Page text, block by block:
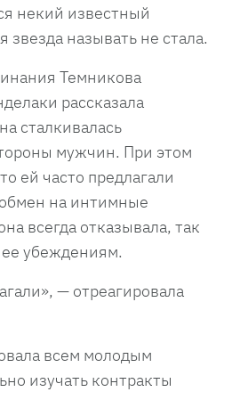
некий известный
звезда называть не стала.
Темникова
рассказала
сталкивалась
мужчин. При этом
ей часто предлагали
на интимные
всегда отказывала, так
ее убеждениям.
— отреагировала
всем молодым
изучать контракты